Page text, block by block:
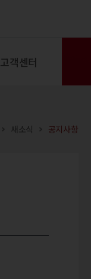
고객센터
새소식 공지사항